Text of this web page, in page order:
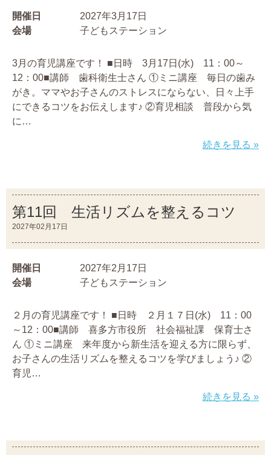
開催日
2027年3月17日
会場
子どもステーション
3月の育児講座です！ ■日時 3月17日(水) 11：00～
12：00■講師 歯科衛生士さん ①ミニ講座 毎日の歯み
がき。ママやお子さんのストレスにならない、日々上手
にできるコツをお伝えします♪ ②育児相談 普段から気
に…
続きを見る »
第11回 生活リズムを整えるコツ
2027年02月17日
開催日
2027年2月17日
会場
子どもステーション
２月の育児講座です！ ■日時 ２月１７日(水) 11：00
～12：00■講師 喜多方市役所 社会福祉課 保育士さ
ん ①ミニ講座 来年度から新生活を迎える方に限らず、
お子さんの生活リズムを整えるコツを学びましょう♪ ②
育児…
続きを見る »